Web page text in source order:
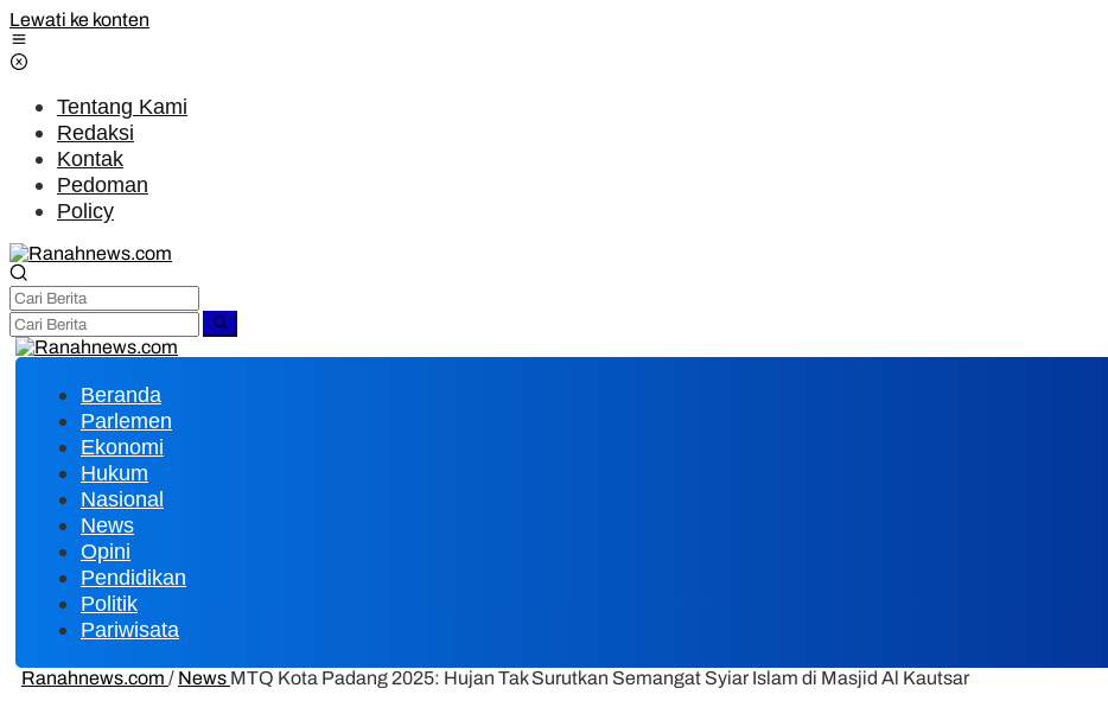
Lewati ke konten
Tentang Kami
Redaksi
Kontak
Pedoman
Policy
Beranda
Parlemen
Ekonomi
Hukum
Nasional
News
Opini
Pendidikan
Politik
Pariwisata
Ranahnews.com / News MTQ Kota Padang 2025: Hujan Tak Surutkan Semangat Syiar Islam di Masjid Al Kautsar